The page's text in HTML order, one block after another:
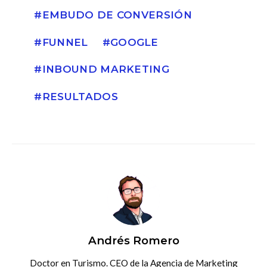
EMBUDO DE CONVERSIÓN
FUNNEL GOOGLE
INBOUND MARKETING
RESULTADOS
Andrés Romero
Doctor en Turismo. CEO de la Agencia de Marketing